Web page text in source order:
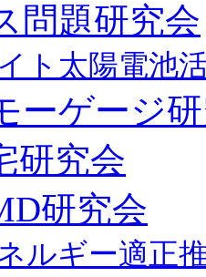
問題研究会
ト太陽電池
ーゲージ
研究会
研究会
ルギー適正